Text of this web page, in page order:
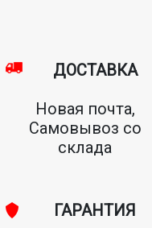
ДОСТАВКА
Новая почта,
Самовывоз со
склада
ГАРАНТИЯ